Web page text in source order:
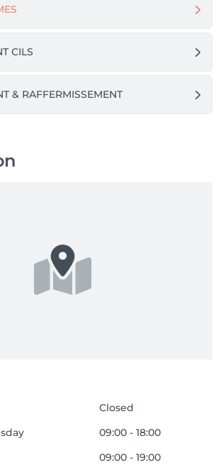
CILS
& RAFFERMISSEMENT
Closed
09:00 - 18:00
09:00 - 19:00